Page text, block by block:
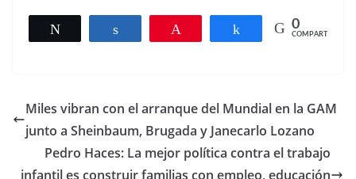
Compartir Compartir
0
COMPARTIR
Miles vibran con el arranque del Mundial en la GAM
junto a Sheinbaum, Brugada y Janecarlo Lozano
Pedro Haces: La mejor política contra el trabajo
infantil es construir familias con empleo, educación